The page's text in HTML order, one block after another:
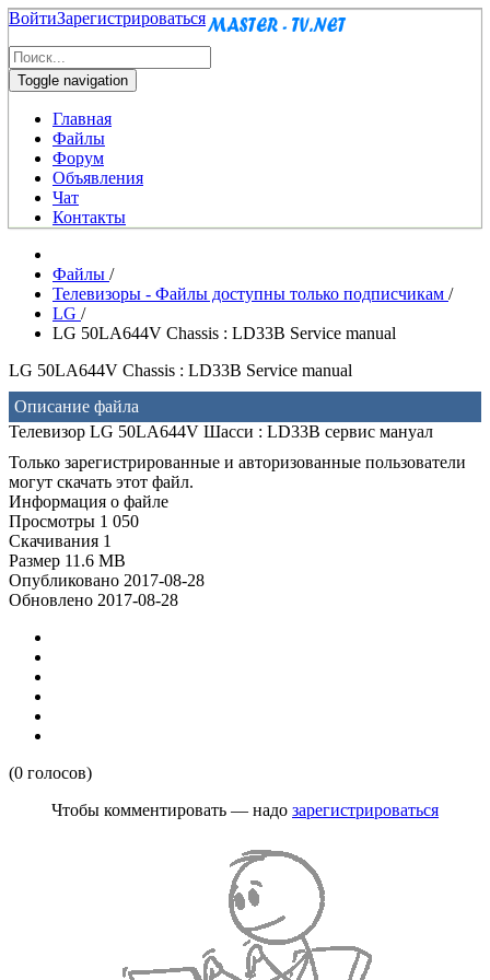
ВойтиЗарегистрироваться
Toggle navigation
Главная
Файлы
Форум
Объявления
Чат
Контакты
Файлы /
Телевизоры - Файлы доступны только подписчикам /
LG /
LG 50LA644V Chassis : LD33B Service manual
LG 50LA644V Chassis : LD33B Service manual
Описание файла
Телевизор LG 50LA644V Шасси : LD33B сервис мануал
Только зарегистрированные и авторизованные пользователи
могут скачать этот файл.
Информация о файле
Просмотры 1 050
Скачивания 1
Размер 11.6 MB
Опубликовано 2017-08-28
Обновлено 2017-08-28
(0 голосов)
Чтобы комментировать — надо зарегистрироваться